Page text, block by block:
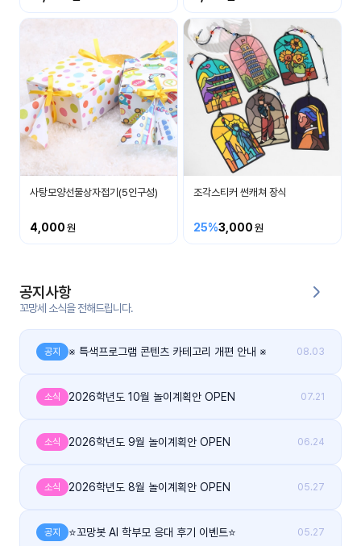
공지
사항
이벤
트
우리
들의
후기
게시
그
사탕모양선물상자접기(5인구성)
4,000
조각스티커 썬캐쳐 장식
25%3,000
공지사항
꼬망세 소식을 전해드립니다.
공지 ※ 특색프로그램 콘텐츠 카테고리 개편 안내 ※ 08.03
소식 2026학년도 10월 놀이계획안 OPEN 07.21
소식 2026학년도 9월 놀이계획안 OPEN 06.24
소식 2026학년도 8월 놀이계획안 OPEN 05.27
공지 ⭐꼬망봇 AI 학부모 응대 후기 이벤트⭐ 05.27